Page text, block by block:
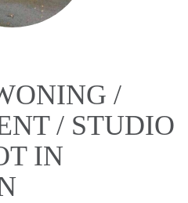
/
/ STUDIO
IN